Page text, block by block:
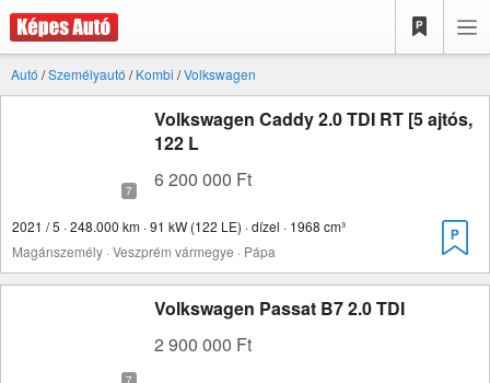
Autó /Személyautó /Kombi /Volkswagen
Volkswagen Caddy 2.0 TDI RT [5 ajtós,
122 L
6 200 000 Ft
2021 / 5 · 248.000 km · 91 kW (122 LE) · dízel · 1968 cm³
Magánszemély · Veszprém vármegye · Pápa
Volkswagen Passat B7 2.0 TDI
2 900 000 Ft